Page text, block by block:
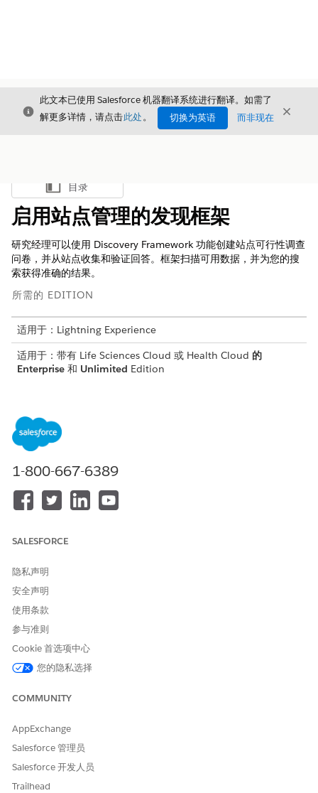
关闭
此文本已使用 Salesforce 机器翻译系统进行翻译。如需了
解更多详情，请点击此处。 切换为英语 而非现在 关闭
显示目录
目录
启用站点管理的发现框架
研究经理可以使用 Discovery Framework 功能创建站点可行性调查
问卷，并从站点收集和验证回答。框架扫描可用数据，并为您的搜
索获得准确的结果。
所需的 EDITION
适用于：Lightning Experience
适用于：带有 Life Sciences Cloud 或 Health Cloud 的
Enterprise 和 Unlimited Edition
要启用发现框架：
在“站点管理”指导设置中，在“为组织准备评估”下，单击启用发
估问题。
另请参阅：
Salesforce 帮助：启用 Discovery 框架
请与我们共享您的想法，以便我们进行改进！
1-800-667-6389
SALESFORCE
隐私声明
安全声明
使用条款
参与准则
Cookie 首选项中心
您的隐私选择
COMMUNITY
AppExchange
Salesforce 管理员
Salesforce 开发人员
Trailhead